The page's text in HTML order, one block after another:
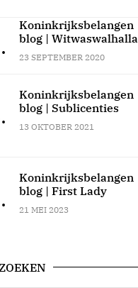
Koninkrijksbelangen
blog | Witwaswalhalla
23 SEPTEMBER 2020
Koninkrijksbelangen
blog | Sublicenties
13 OKTOBER 2021
Koninkrijksbelangen
blog | First Lady
21 MEI 2023